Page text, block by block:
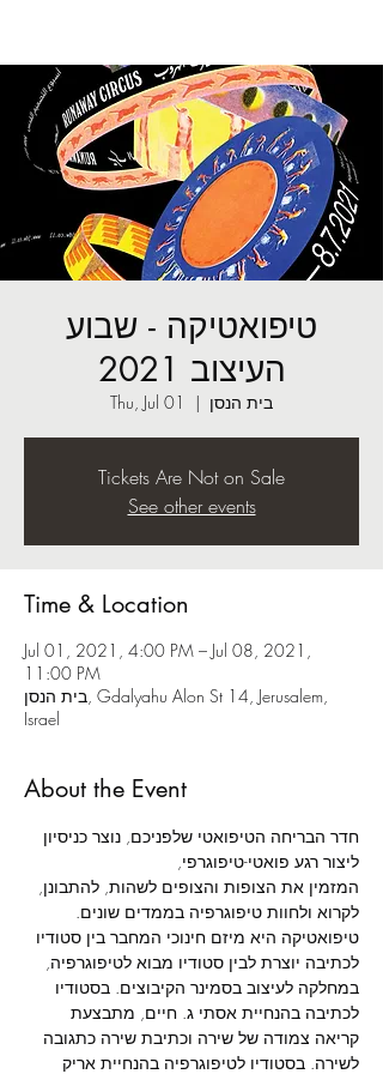
טיפואטיקה - שבוע
העיצוב 2021
Thu, Jul 01
  |
בית הנסן
Tickets Are Not on Sale
See other events
Time & Location
Jul 01, 2021, 4:00 PM – Jul 08, 2021,
11:00 PM
בית הנסן, Gdalyahu Alon St 14, Jerusalem,
Israel
About the Event
חדר הבריחה הטיפואטי שלפניכם, נוצר כניסיון
ליצור רגע פואטי-טיפוגרפי,
המזמין את הצופות והצופים לשהות, להתבונן,
לקרוא ולחוות טיפוגרפיה בממדים שונים.
טיפואטיקה היא מיזם חינוכי המחבר בין סטודיו
לכתיבה יוצרת לבין סטודיו מבוא לטיפוגרפיה,
במחלקה לעיצוב בסמינר הקיבוצים. בסטודיו
לכתיבה בהנחיית אסתי ג. חיים, מתבצעת
קריאה צמודה של שירה וכתיבת שירה כתגובה
לשירה. בסטודיו לטיפוגרפיה בהנחיית אריק